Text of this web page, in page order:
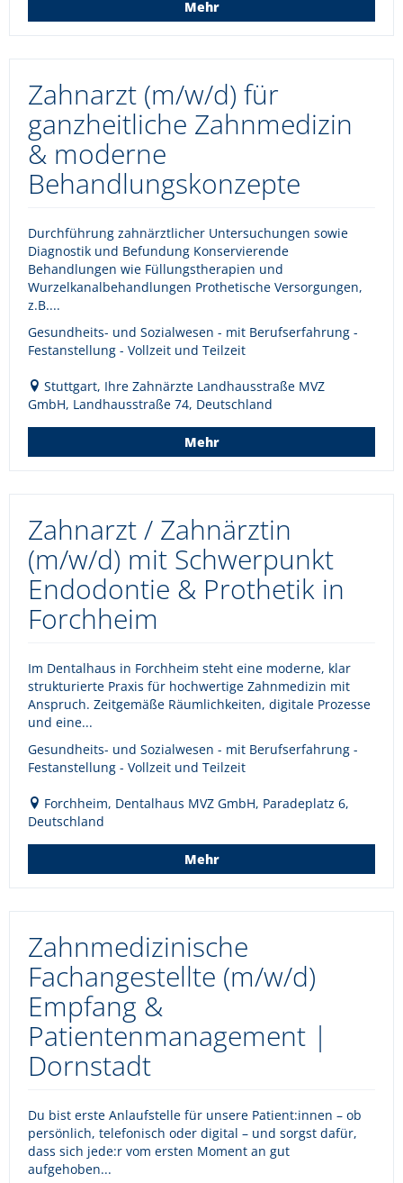
Mehr
Zahnarzt (m/w/d) für
ganzheitliche Zahnmedizin
& moderne
Behandlungskonzepte
Durchführung zahnärztlicher Untersuchungen sowie
Diagnostik und Befundung Konservierende
Behandlungen wie Füllungstherapien und
Wurzelkanalbehandlungen Prothetische Versorgungen,
z.B....
Gesundheits- und Sozialwesen - mit Berufserfahrung -
Festanstellung - Vollzeit und Teilzeit
Stuttgart, Ihre Zahnärzte Landhausstraße MVZ
GmbH, Landhausstraße 74, Deutschland
Mehr
Zahnarzt / Zahnärztin
(m/w/d) mit Schwerpunkt
Endodontie & Prothetik in
Forchheim
Im Dentalhaus in Forchheim steht eine moderne, klar
strukturierte Praxis für hochwertige Zahnmedizin mit
Anspruch. Zeitgemäße Räumlichkeiten, digitale Prozesse
und eine...
Gesundheits- und Sozialwesen - mit Berufserfahrung -
Festanstellung - Vollzeit und Teilzeit
Forchheim, Dentalhaus MVZ GmbH, Paradeplatz 6,
Deutschland
Mehr
Zahnmedizinische
Fachangestellte (m/w/d)
Empfang &
Patientenmanagement |
Dornstadt
Du bist erste Anlaufstelle für unsere Patient:innen – ob
persönlich, telefonisch oder digital – und sorgst dafür,
dass sich jede:r vom ersten Moment an gut
aufgehoben...